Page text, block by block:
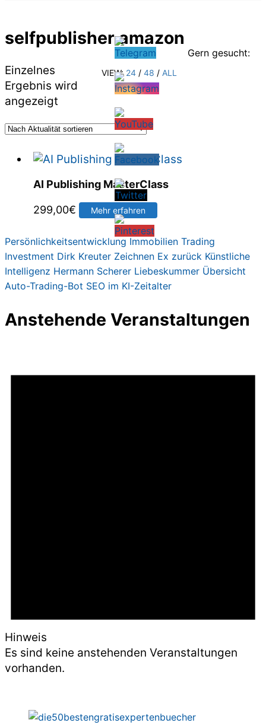
selfpublisher amazon
VIEW: 24 / 48 / ALL
Einzelnes
Ergebnis wird
angezeigt
AI Publishing MasterClass
299,00€ Mehr erfahren
Gern gesucht:
Persönlichkeitsentwicklung Immobilien Trading
Investment Dirk Kreuter Zeichnen Ex zurück Künstliche
Intelligenz Hermann Scherer Liebeskummer Übersicht
Auto-Trading-Bot SEO im KI-Zeitalter
Anstehende Veranstaltungen
Hinweis
Es sind keine anstehenden Veranstaltungen
vorhanden.